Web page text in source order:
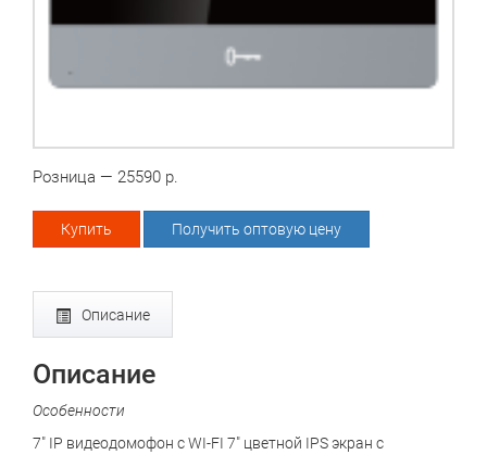
Розница — 25590 р.
Купить Получить оптовую цену
Описание
Описание
Особенности
7" IP видеодомофон с WI-FI 7" цветной IPS экран с